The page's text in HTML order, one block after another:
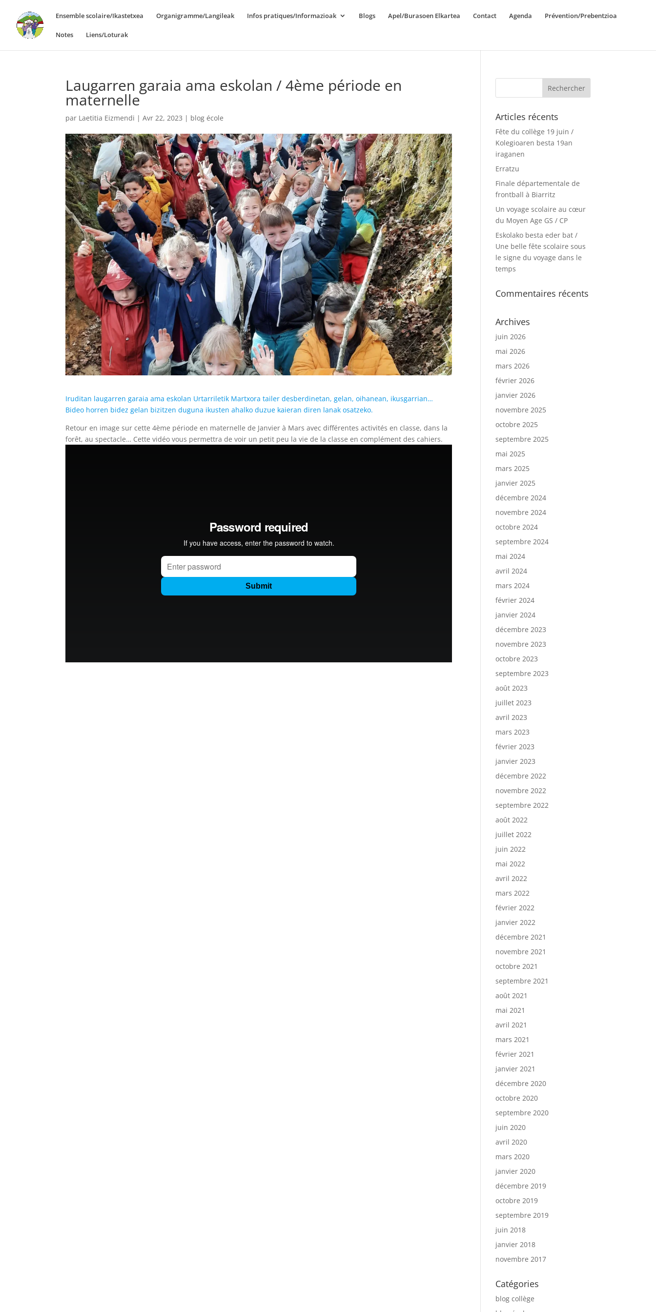
Ensemble scolaire/Ikastetxea Organigramme/Langileak Infos pratiques/Informazioak Blogs Apel/Burasoen Elkartea Contact Agenda Prévention/Prebentzioa
Notes Liens/Loturak
Laugarren garaia ama eskolan / 4ème période en
maternelle
par Laetitia Eizmendi |Avr 22, 2023 | blog école
Iruditan laugarren garaia ama eskolan Urtarriletik Martxora tailer desberdinetan, gelan, oihanean, ikusgarrian…
Bideo horren bidez gelan bizitzen duguna ikusten ahalko duzue kaieran diren lanak osatzeko.
Retour en image sur cette 4ème période en maternelle de Janvier à Mars avec différentes activités en classe, dans la
forêt, au spectacle… Cette vidéo vous permettra de voir un petit peu la vie de la classe en complément des cahiers.
Articles récents
Fête du collège 19 juin /
Kolegioaren besta 19an
iraganen
Erratzu
Finale départementale de
frontball à Biarritz
Un voyage scolaire au cœur
du Moyen Age GS / CP
Eskolako besta eder bat /
Une belle fête scolaire sous
le signe du voyage dans le
temps
Commentaires récents
Archives
juin 2026
mai 2026
mars 2026
février 2026
janvier 2026
novembre 2025
octobre 2025
septembre 2025
mai 2025
mars 2025
janvier 2025
décembre 2024
novembre 2024
octobre 2024
septembre 2024
mai 2024
avril 2024
mars 2024
février 2024
janvier 2024
décembre 2023
novembre 2023
octobre 2023
septembre 2023
août 2023
juillet 2023
avril 2023
mars 2023
février 2023
janvier 2023
décembre 2022
novembre 2022
septembre 2022
août 2022
juillet 2022
juin 2022
mai 2022
avril 2022
mars 2022
février 2022
janvier 2022
décembre 2021
novembre 2021
octobre 2021
septembre 2021
août 2021
mai 2021
avril 2021
mars 2021
février 2021
janvier 2021
décembre 2020
octobre 2020
septembre 2020
juin 2020
avril 2020
mars 2020
janvier 2020
décembre 2019
octobre 2019
septembre 2019
juin 2018
janvier 2018
novembre 2017
Catégories
blog collège